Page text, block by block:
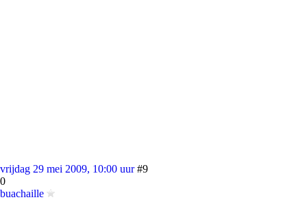
vrijdag 29 mei 2009, 10:00 uur #9
0
buachaille